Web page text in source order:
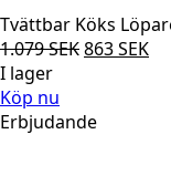
Tvättbar Köks
1.079SEKDet
var:
863SEKDet
I lager
Köp nu
Erbjudande